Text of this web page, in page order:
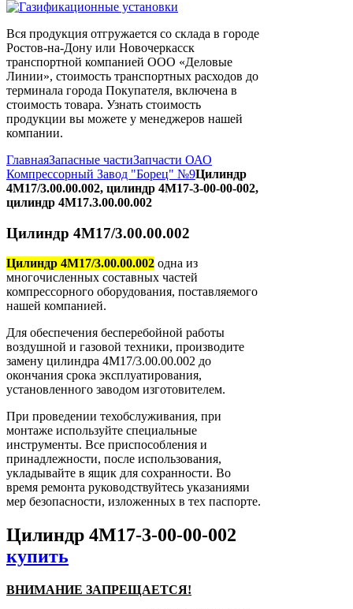
Вся продукция отгружается со склада в городе
Ростов-на-Дону или Новочеркасск
транспортной компанией ООО «Деловые
Линии», стоимость транспортных расходов до
терминала города Покупателя, включена в
стоимость товара. Узнать стоимость
продукции вы можете у менеджеров нашей
компании.
ГлавнаяЗапасные частиЗапчасти ОАО
Компрессорный Завод "Борец" №9Цилиндр
4М17/3.00.00.002, цилиндр 4М17-3-00-00-002,
цилиндр 4М17.3.00.00.002
Цилиндр 4М17/3.00.00.002
Цилиндр 4М17/3.00.00.002 одна из
многочисленных составных частей
компрессорного оборудования, поставляемого
нашей компанией.
Для обеспечения бесперебойной работы
воздушной и газовой техники, производите
замену цилиндра 4М17/3.00.00.002 до
окончания срока эксплуатирования,
установленного заводом изготовителем.
При проведении техобслуживания, при
монтаже используйте специальные
инструменты. Все приспособления и
принадлежности, после использования,
укладывайте в ящик для сохранности. Во
время ремонта руководствуйтесь указаниями
мер безопасности, изложенных в тех паспорте.
Цилиндр 4М17-3-00-00-002
купить
ВНИМАНИЕ ЗАПРЕЩАЕТСЯ!